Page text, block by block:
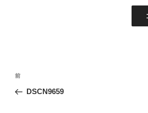
投
ナ
前
の
前
DSCN9659